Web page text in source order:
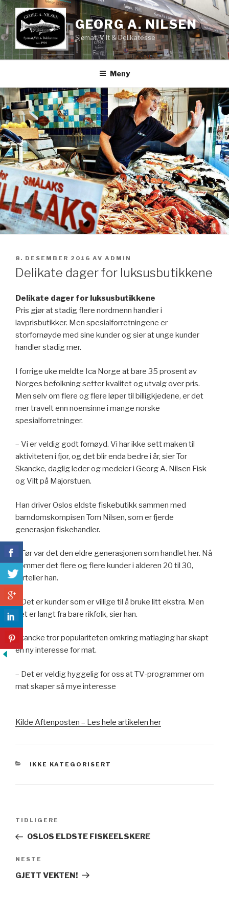
Gå
til
innhold
GEORG A. NILSEN
Sjømat, Vilt & Delikatesse
Meny
PUBLISERT
8. DESEMBER 2016 AV ADMIN
Delikate dager for luksusbutikkene
Delikate dager for luksusbutikkene
Pris gjør at stadig flere nordmenn handler i
lavprisbutikker. Men spesialforretningene er
storfornøyde med sine kunder og sier at unge kunder
handler stadig mer.
I forrige uke meldte Ica Norge at bare 35 prosent av
Norges befolkning setter kvalitet og utvalg over pris.
Men selv om flere og flere løper til billigkjedene, er det
mer travelt enn noensinne i mange norske
spesialforretninger.
– Vi er veldig godt fornøyd. Vi har ikke sett maken til
aktiviteten i fjor, og det blir enda bedre i år, sier Tor
Skancke, daglig leder og medeier i Georg A. Nilsen Fisk
og Vilt på Majorstuen.
Han driver Oslos eldste fiskebutikk sammen med
barndomskompisen Tom Nilsen, som er fjerde
generasjon fiskehandler.
– Før var det den eldre generasjonen som handlet her. Nå
kommer det flere og flere kunder i alderen 20 til 30,
forteller han.
– Det er kunder som er villige til å bruke litt ekstra. Men
det er langt fra bare rikfolk, sier han.
Skancke tror populariteten omkring matlaging har skapt
en ny interesse for mat.
– Det er veldig hyggelig for oss at TV-programmer om
mat skaper så mye interesse
Kilde Aftenposten – Les hele artikelen her
KATEGORIER
IKKE KATEGORISERT
Innleggsnavigasjon
Forrige
innlegg
TIDLIGERE
OSLOS ELDSTE FISKEELSKERE
Neste
innlegg
NESTE
GJETT VEKTEN!